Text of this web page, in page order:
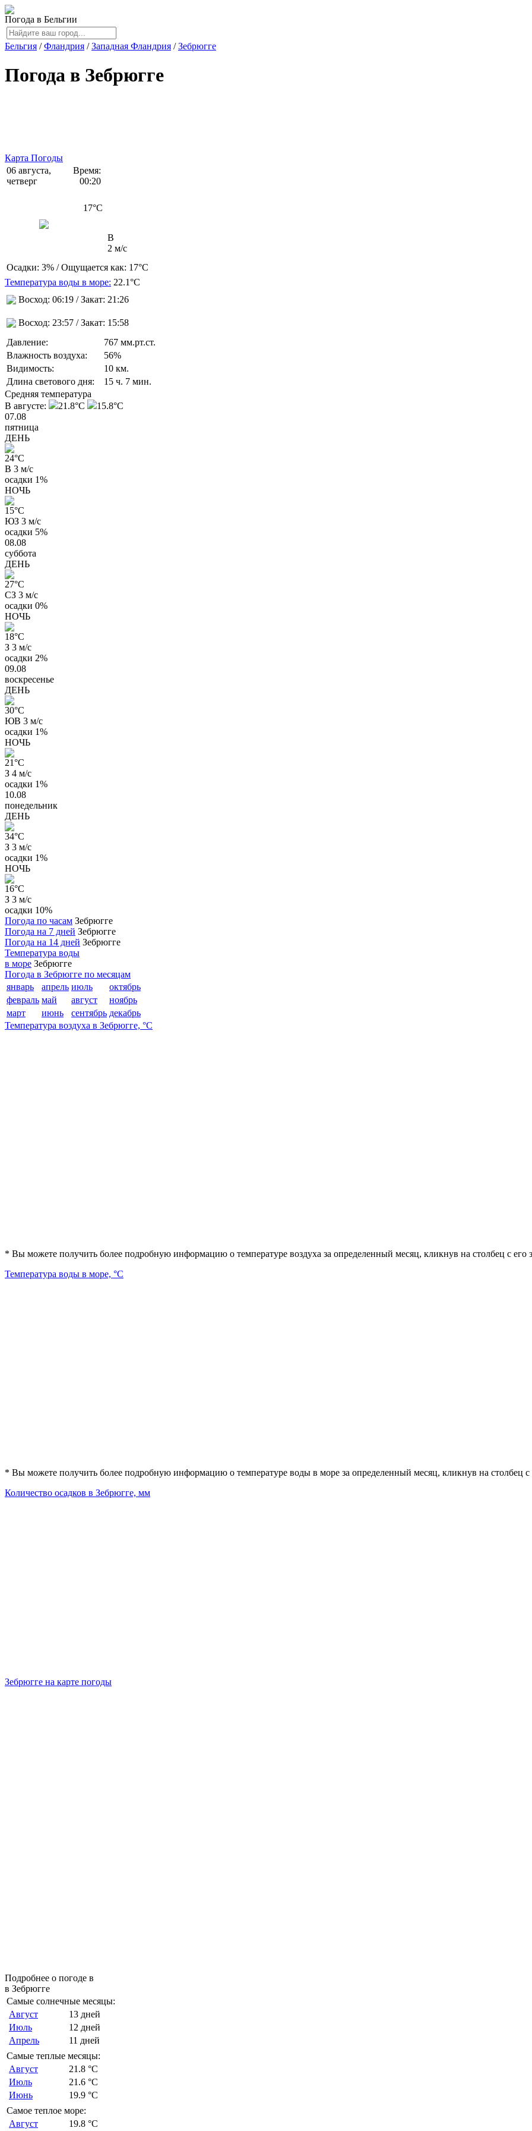
Погода в Бельгии
Бельгия / Фландрия / Западная Фландрия / Зебрюгге
Погода в Зебрюгге
Карта Погоды
06 августа,
четверг
Время:
00:20
17°C
В
2 м/с
Осадки: 3% / Ощущается как: 17°C
Температура воды в море: 22.1°C
Восход: 06:19 / Закат: 21:26
Восход: 23:57 / Закат: 15:58
Давление:
767 мм.рт.ст.
Влажность воздуха:
56%
Видимость:
10 км.
Длина светового дня:
15 ч. 7 мин.
Средняя температура
В августе:
21.8°C
15.8°C
07.08
пятница
ДЕНЬ
24°C
В 3 м/с
осадки 1%
НОЧЬ
15°C
ЮЗ 3 м/с
осадки 5%
08.08
суббота
ДЕНЬ
27°C
СЗ 3 м/с
осадки 0%
НОЧЬ
18°C
З 3 м/с
осадки 2%
09.08
воскресенье
ДЕНЬ
30°C
ЮВ 3 м/с
осадки 1%
НОЧЬ
21°C
З 4 м/с
осадки 1%
10.08
понедельник
ДЕНЬ
34°C
З 3 м/с
осадки 1%
НОЧЬ
16°C
З 3 м/с
осадки 10%
Погода по часам Зебрюгге
Погода на 7 дней Зебрюгге
Погода на 14 дней Зебрюгге
Температура воды
в море Зебрюгге
Погода в Зебрюгге по месяцам
январь
апрель июль
октябрь
февраль май август
ноябрь
март
июнь сентябрь декабрь
Температура воздуха в Зебрюгге, °C
* Вы можете получить более подробную информацию о температуре воздуха за определенный месяц, кликнув на столбец с его
Температура воды в море, °C
* Вы можете получить более подробную информацию о температуре воды в море за определенный месяц, кликнув на столбец с
Количество осадков в Зебрюгге, мм
Зебрюгге на карте погоды
Подробнее о погоде в
в Зебрюгге
Самые солнечные месяцы:
Август
13 дней
Июль
12 дней
Апрель
11 дней
Самые теплые месяцы:
Август
21.8 °C
Июль
21.6 °C
Июнь
19.9 °C
Самое теплое море:
Август
19.8 °C